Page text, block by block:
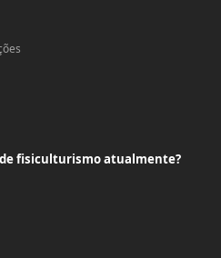
fisiculturismo atualmente?